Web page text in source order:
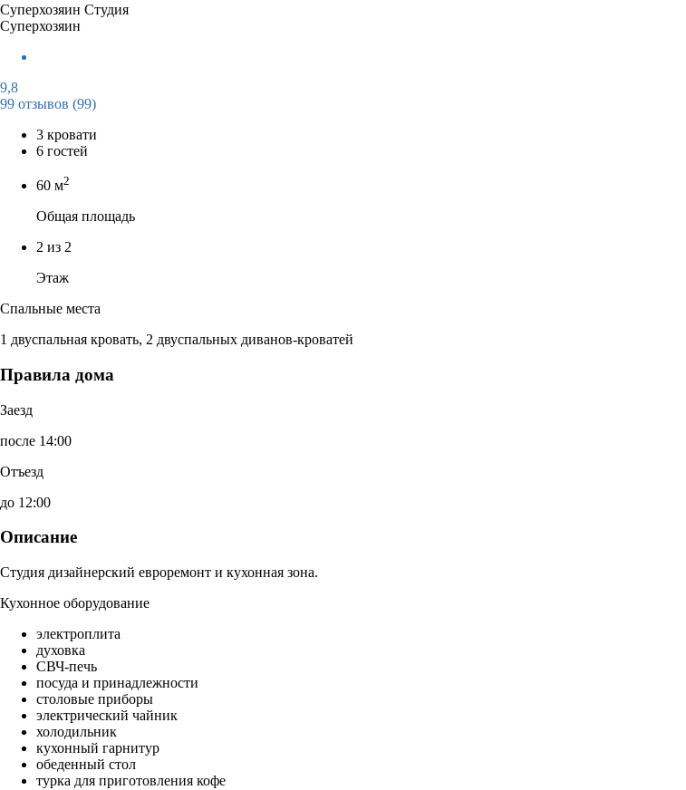
Суперхозяин Студия
Суперхозяин
9,8
99 отзывов (99)
3 кровати
6 гостей
60 м2
Общая площадь
2 из 2
Этаж
Спальные места
1 двуспальная кровать, 2 двуспальных диванов-кроватей
Правила дома
Заезд
после 14:00
Отъезд
до 12:00
Описание
Студия дизайнерский евроремонт и кухонная зона.
Кухонное оборудование
электроплита
духовка
СВЧ-печь
посуда и принадлежности
столовые приборы
электрический чайник
холодильник
кухонный гарнитур
обеденный стол
турка для приготовления кофе